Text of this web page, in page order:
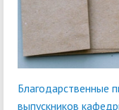
Благодарственные
выпускников